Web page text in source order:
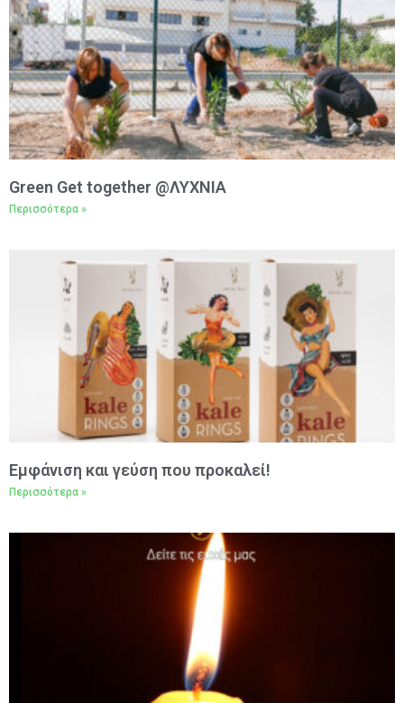
Green Get together @ΛΥΧΝΙΑ
Περισσότερα »
Εμφάνιση και γεύση που προκαλεί!
Περισσότερα »